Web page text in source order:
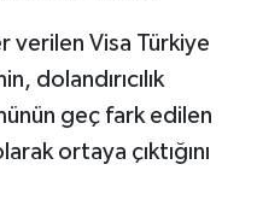
verilen Visa Türkiye
dolandırıcılık
geç fark edilen
ortaya çıktığını